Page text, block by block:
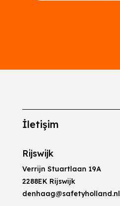
İletişim
Rijswijk
Verrijn Stuartlaan 19A
2288EK Rijswijk
denhaag@safetyholland.nl